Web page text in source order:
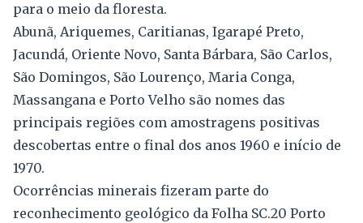
para o meio da floresta.
Abunã, Ariquemes, Caritianas, Igarapé Preto,
Jacundá, Oriente Novo, Santa Bárbara, São Carlos,
São Domingos, São Lourenço, Maria Conga,
Massangana e Porto Velho são nomes das
principais regiões com amostragens positivas
descobertas entre o final dos anos 1960 e início de
1970.
Ocorrências minerais fizeram parte do
reconhecimento geológico da Folha SC.20 Porto